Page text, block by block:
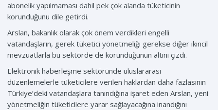
abonelik yapılmaması dahil pek çok alanda tüketicinin
korunduğunu dile getirdi.
Arslan, bakanlık olarak çok önem verdikleri engelli
vatandaşların, gerek tüketici yönetmeliği gerekse diğer ikincil
mevzuatlarla bu sektörde de korunduğunun altını çizdi.
Elektronik haberleşme sektöründe uluslararası
düzenlemelerle tüketicilere verilen haklardan daha fazlasının
Türkiye’deki vatandaşlara tanındığına işaret eden Arslan, yeni
yönetmeliğin tüketicilere yarar sağlayacağına inandığını